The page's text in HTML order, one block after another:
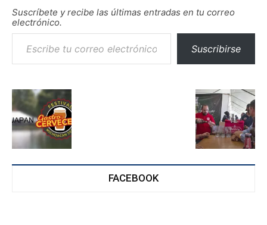
Suscríbete y recibe las últimas entradas en tu correo
electrónico.
Escribe tu correo electrónico…
Suscribirse
FACEBOOK